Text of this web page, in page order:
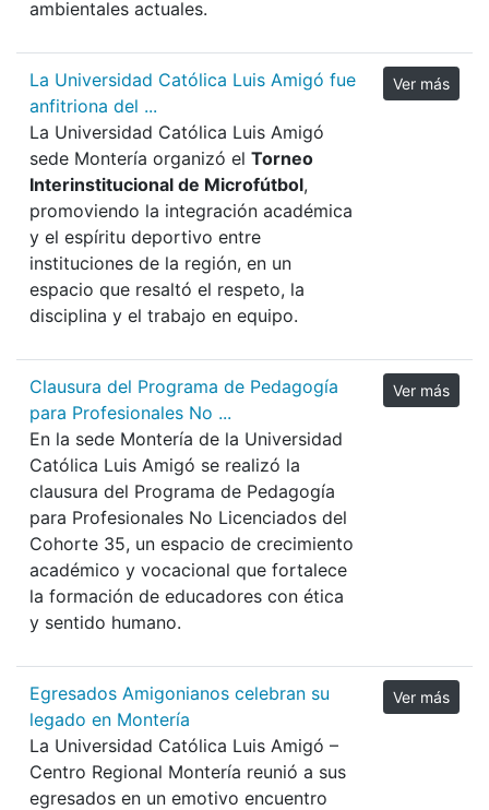
ambientales actuales.
La Universidad Católica Luis Amigó fue
anfitriona del ...
La Universidad Católica Luis Amigó
sede Montería organizó el Torneo
Interinstitucional de Microfútbol,
promoviendo la integración académica
y el espíritu deportivo entre
instituciones de la región, en un
espacio que resaltó el respeto, la
disciplina y el trabajo en equipo.
Ver más
Clausura del Programa de Pedagogía
para Profesionales No ...
En la sede Montería de la Universidad
Católica Luis Amigó se realizó la
clausura del Programa de Pedagogía
para Profesionales No Licenciados del
Cohorte 35, un espacio de crecimiento
académico y vocacional que fortalece
la formación de educadores con ética
y sentido humano.
Ver más
Egresados Amigonianos celebran su
legado en Montería
La Universidad Católica Luis Amigó –
Centro Regional Montería reunió a sus
egresados en un emotivo encuentro
Ver más